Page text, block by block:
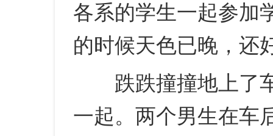
各系的学生一起参加
的时候天色已晚，还
跌跌撞撞地上了车
一起。两个男生在车